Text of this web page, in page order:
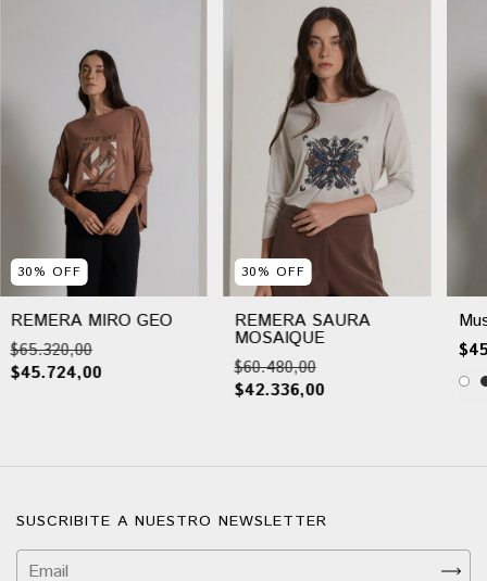
30% OFF
REMERA MIRO GEO
$65.320,00
$45.724,00
30% OFF
REMERA SAURA
MOSAIQUE
$60.480,00
$42.336,00
SUSCRIBITE A NUESTRO NEWSLETTER